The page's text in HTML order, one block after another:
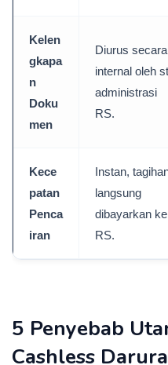
Kelen
gkapa
n
Doku
men
Diurus secara
internal oleh
administrasi
RS.
Kece
patan
Penca
iran
Instan,
langsung
dibayarkan ke
RS.
5 Penyebab
Cashless